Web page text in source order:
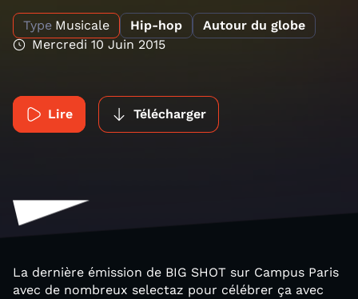
Type Musicale Hip-hop
Autour du globe
Mercredi 10 Juin 2015
Lire Télécharger
La dernière émission de BIG SHOT sur Campus Paris
avec de nombreux selectaz pour célébrer ça avec